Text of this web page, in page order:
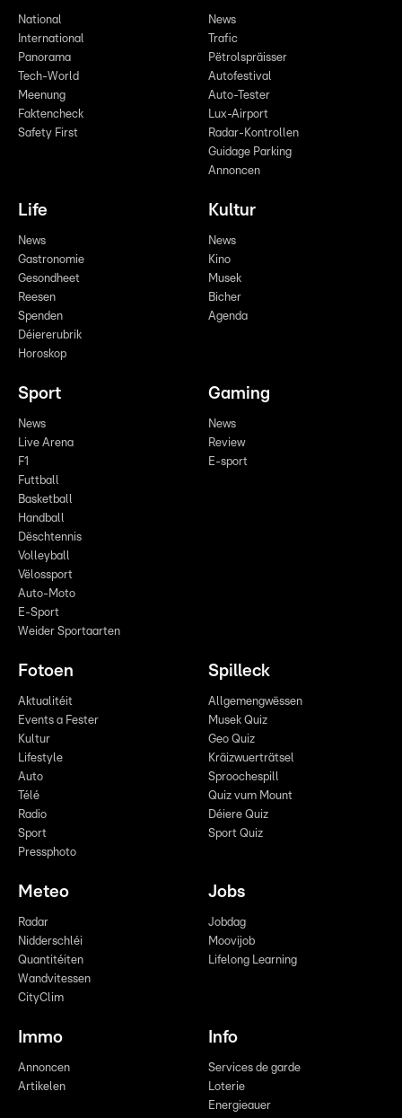
National
International
Panorama
Tech-World
Meenung
Faktencheck
Safety First
News
Trafic
Pëtrolspräisser
Autofestival
Auto-Tester
Lux-Airport
Radar-Kontrollen
Guidage Parking
Annoncen
Life
News
Gastronomie
Gesondheet
Reesen
Spenden
Déiererubrik
Horoskop
Kultur
News
Kino
Musek
Bicher
Agenda
Sport
News
Live Arena
F1
Futtball
Basketball
Handball
Dëschtennis
Volleyball
Vëlossport
Auto-Moto
E-Sport
Weider Sportaarten
Gaming
News
Review
E-sport
Fotoen
Aktualitéit
Events a Fester
Kultur
Lifestyle
Auto
Télé
Radio
Sport
Pressphoto
Spilleck
Allgemengwëssen
Musek Quiz
Geo Quiz
Kräizwuerträtsel
Sproochespill
Quiz vum Mount
Déiere Quiz
Sport Quiz
Meteo
Radar
Nidderschléi
Quantitéiten
Wandvitessen
CityClim
Jobs
Jobdag
Moovijob
Lifelong Learning
Immo
Annoncen
Artikelen
Info
Services de garde
Loterie
Energieauer